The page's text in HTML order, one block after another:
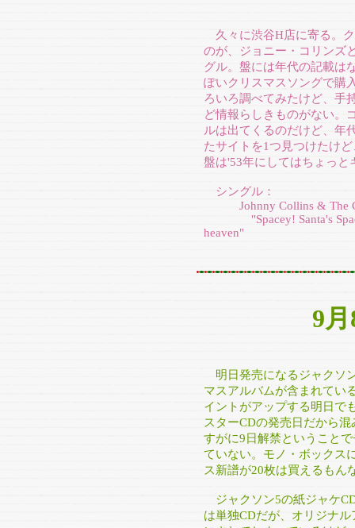
久々に渋谷H店に寄る。
のが、ジョニー・コリンズ
グル。盤には年代の記載は
ぽいクリスマスソングで購
ろいろ調べてみたけど、手
ど情報らしきものがない。
ルは出てくるのだけど、年
たサイトを1つ見つけたけ
盤は'53年にしてはちょっと
シングル：
Johnny Collins & The
"Spacey! Santa's Space
heaven"
9
明日発売になるジャクソ
マスアルバムが含まれてい
イントがアップする明日で
スターCDの発売日だから
すがに9日解禁ということ
ていない。モノ・ボックス
ス新譜が20枚は買えるもん
ジャクソン5の紙ジャケ
は単独CDだが、オリジナ